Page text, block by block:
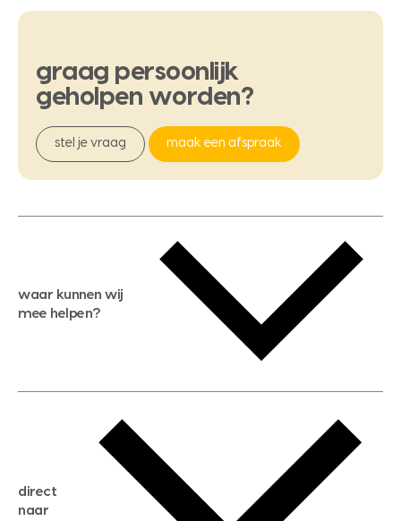
graag persoonlijk
geholpen worden?
stel je vraag maak een afspraak
waar kunnen wij
mee helpen?
gratis zoekservice
huis verkopen
huis kopen
direct
naar